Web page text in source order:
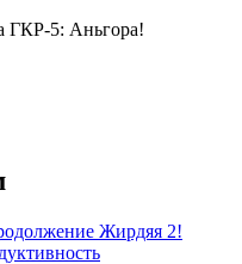
ГКР-5: Аньгора!
Жирдяя 2!